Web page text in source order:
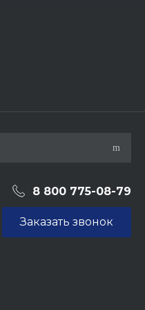
8 800 775-08-79
Заказать звонок